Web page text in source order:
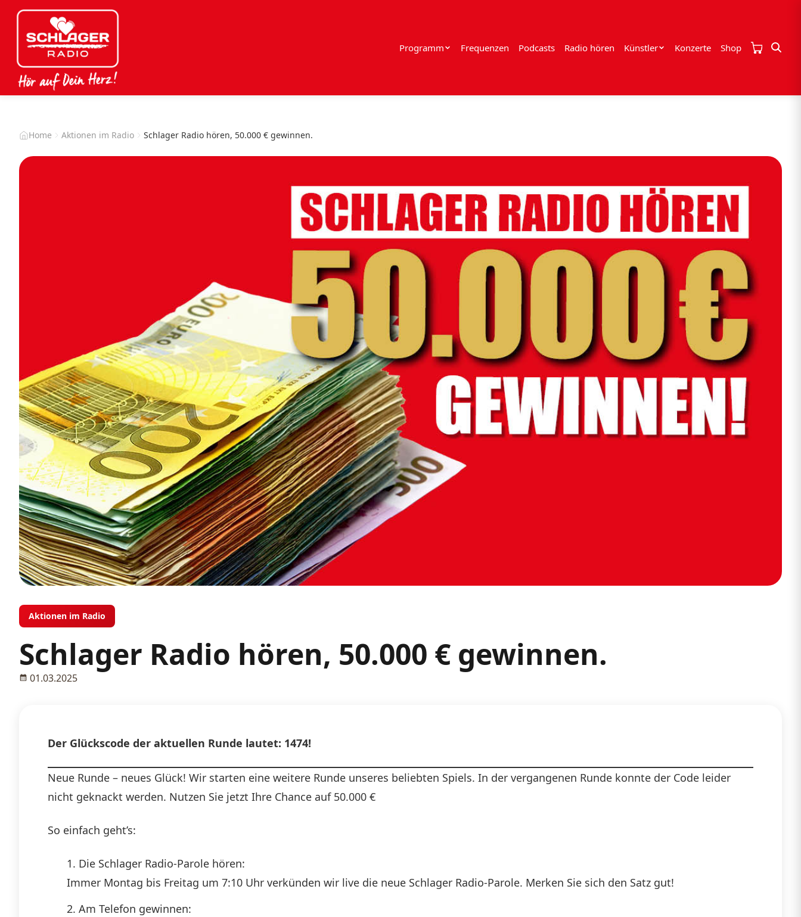
Programm Frequenzen Podcasts Radio hören Künstler Konzerte Shop
Home Aktionen im Radio Schlager Radio hören, 50.000 € gewinnen.
Aktionen im Radio
Schlager Radio hören, 50.000 € gewinnen.
01.03.2025
Der Glückscode der aktuellen Runde lautet: 1474!
Neue Runde – neues Glück! Wir starten eine weitere Runde unseres beliebten Spiels. In der vergangenen Runde konnte der Code leider
nicht geknackt werden. Nutzen Sie jetzt Ihre Chance auf 50.000 €
So einfach geht’s:
Die Schlager Radio-Parole hören:
Immer Montag bis Freitag um 7:10 Uhr verkünden wir live die neue Schlager Radio-Parole. Merken Sie sich den Satz gut!
Am Telefon gewinnen: